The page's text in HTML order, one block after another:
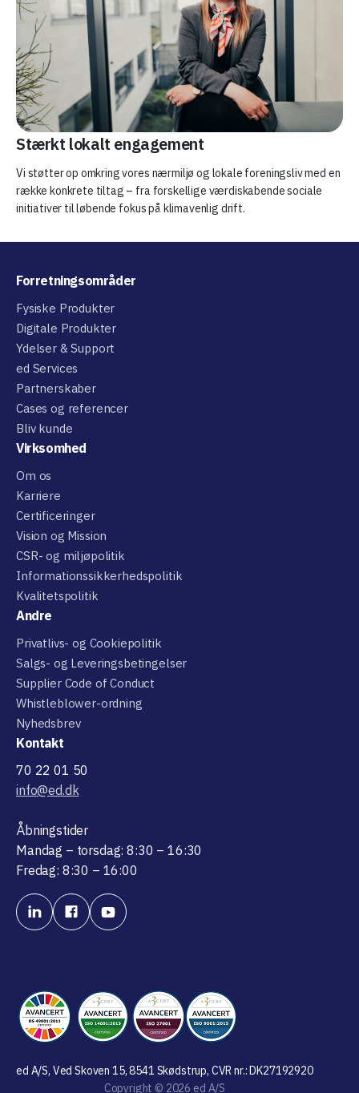
Stærkt lokalt engagement
Vi støtter op omkring vores nærmiljø og lokale foreningsliv med en
række konkrete tiltag – fra forskellige værdiskabende sociale
initiativer til løbende fokus på klimavenlig drift.
Forretningsområder
Fysiske Produkter
Digitale Produkter
Ydelser & Support
ed Services
Partnerskaber
Cases og referencer
Bliv kunde
Virksomhed
Om os
Karriere
Certificeringer
Vision og Mission
CSR- og miljøpolitik
Informationssikkerhedspolitik
Kvalitetspolitik
Andre
Privatlivs- og Cookiepolitik
Salgs- og Leveringsbetingelser
Supplier Code of Conduct
Whistleblower-ordning
Nyhedsbrev
Kontakt
70 22 01 50
info@ed.dk
Åbningstider
Mandag – torsdag: 8:30 – 16:30
Fredag: 8:30 – 16:00
ed A/S, Ved Skoven 15, 8541 Skødstrup, CVR nr.: DK27192920
Copyright © 2026 ed A/S